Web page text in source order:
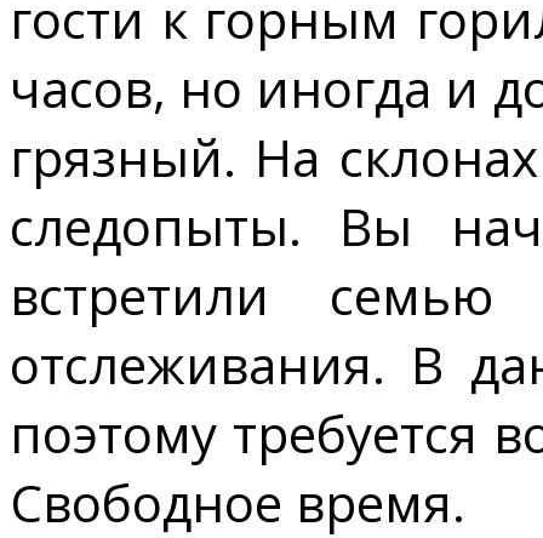
гости к горным
часов, но иногда и
грязный. На
следопыты. Вы
встретили
отслеживания. В
поэтому требуется
Свободное время.